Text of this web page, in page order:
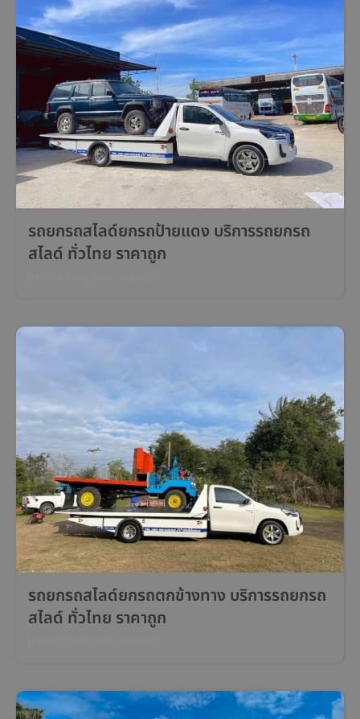
รถยกรถสไลด์ยกรถป้ายแดง บริการรถยกรถ
สไลด์ ทั่วไทย ราคาถูก
รถยกรถสไลด์ยกรถตกข้างทาง บริการรถยกรถ
สไลด์ ทั่วไทย ราคาถูก